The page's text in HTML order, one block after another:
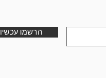
הרשמו עכשיו